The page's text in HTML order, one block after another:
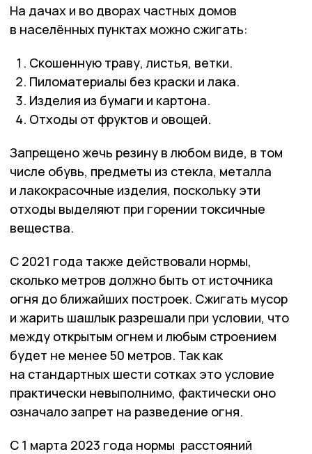
На дачах и во дворах частных домов
в населённых пунктах можно сжигать:
Скошенную траву, листья, ветки.
Пиломатериалы без краски и лака.
Изделия из бумаги и картона.
Отходы от фруктов и овощей.
Запрещено жечь резину в любом виде, в том
числе обувь, предметы из стекла, металла
и лакокрасочные изделия, поскольку эти
отходы выделяют при горении токсичные
вещества.
С 2021 года также действовали нормы,
сколько метров должно быть от источника
огня до ближайших построек. Сжигать мусор
и жарить шашлык разрешали при условии, что
между открытым огнем и любым строением
будет не менее 50 метров. Так как
на стандартных шести сотках это условие
практически невыполнимо, фактически оно
означало запрет на разведение огня.
С 1 марта 2023 года нормы расстояний